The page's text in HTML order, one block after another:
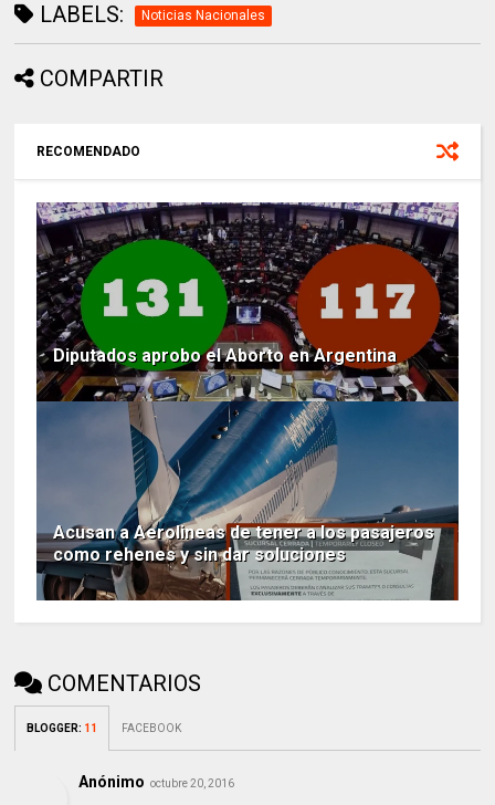
LABELS: Noticias Nacionales
COMPARTIR
RECOMENDADO
Diputados aprobo el Aborto en Argentina
Acusan a Aerolineas de tener a los pasajeros
como rehenes y sin dar soluciones
COMENTARIOS
BLOGGER: 11 FACEBOOK
Anónimo octubre 20, 2016